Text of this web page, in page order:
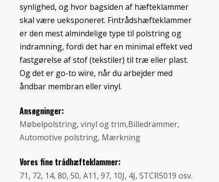
synlighed, og hvor bagsiden af ​​hæfteklammer
skal være ueksponeret. Fintrådshæfteklammer
er den mest almindelige type til polstring og
indramning, fordi det har en minimal effekt ved
fastgørelse af stof (tekstiler) til træ eller plast.
Og det er go-to wire, når du arbejder med
åndbar membran eller vinyl.
Ansøgninger:
Møbelpolstring, vinyl og trim,Billedrammer,
Automotive polstring, Mærkning
Vores fine trådhæfteklammer:
71, 72, 14, 80, 50, A11, 97, 10J, 4J, STCR5019 osv.